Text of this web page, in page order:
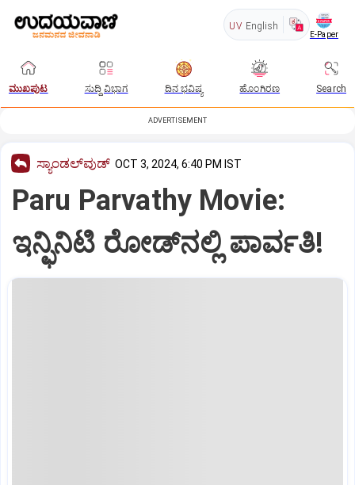
UV English
E-Paper
ಮುಖಪುಟ ಸುದ್ದಿ ವಿಭಾಗ ದಿನ ಭವಿಷ್ಯ ಹೊಂಗಿರಣ Search
ADVERTISEMENT
ಸ್ಯಾಂಡಲ್‌ವುಡ್‌ OCT 3, 2024, 6:40 PM IST
Paru Parvathy Movie:
ಇನ್ಫಿನಿಟಿ ರೋಡ್‌ನ‌ಲ್ಲಿ ಪಾರ್ವತಿ!